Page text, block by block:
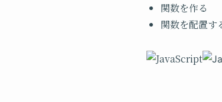
関数を作る
関数を配置す